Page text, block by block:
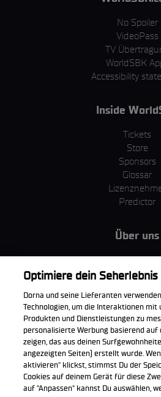
No Spoiler
VideoPass
TV
WorldSBK
Accessibility
Inside
Tickets
Store
Sponsors
Glossar
Predictor
Über uns
MotoGP
Cookie
Unternehmen &
Die offizielle WorldSBK
Optimiere dein Seherlebnis
Dorna und seine Lieferanten
Technologien, um die Interaktionen mit
Produkten und Dienstleistungen zu
personalisierte Werbung basierend auf
zeigen, das aus deinen
angezeigten Seiten) erstellt wurde.
aktivieren" klickst, stimmst Du der
Cookies auf deinem Gerät für diese
auf "Anpassen" kannst Du auswählen,